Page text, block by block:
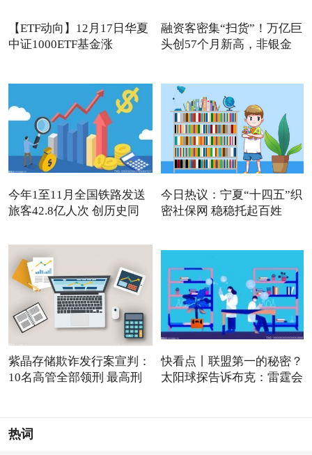
【ETF动向】12月17日华夏
中证1000ETF基金涨
融资客密集“扫货”！万亿巨
头创57个月新高，非银金
今年1至11月全国铁路发送
旅客42.8亿人次 创历史同
今日热议：宁夏“十四五”织
密社保网 稳稳托起百姓
紫晶存储欺诈发行案宣判：
10名高管全部领刑 最高刑
快看点丨联盟第一的秘密？
太阳球探告诉布克：雷霆会
热词